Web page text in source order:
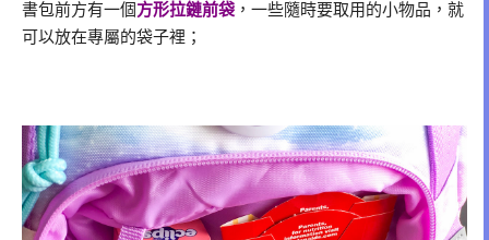
書包前方有一個方形拉鏈前袋 ，一些隨時要取用的小物品，就
可以放在專屬的袋子裡；